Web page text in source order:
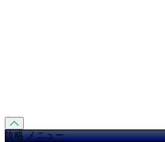
攻略 メニュー